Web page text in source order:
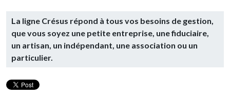
La ligne Crésus répond à tous vos besoins de gestion,
que vous soyez une petite entreprise, une fiduciaire,
un artisan, un indépendant, une association ou un
particulier.